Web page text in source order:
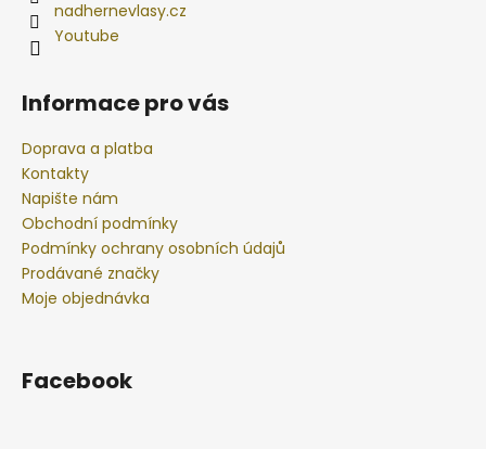
nadhernevlasy.cz
Youtube
Informace pro vás
Doprava a platba
Kontakty
Napište nám
Obchodní podmínky
Podmínky ochrany osobních údajů
Prodávané značky
Moje objednávka
Facebook